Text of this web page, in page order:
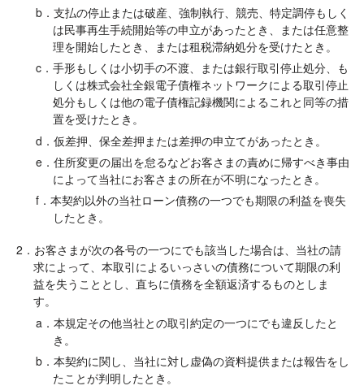
b．支払の停止または破産、強制執行、競売、特定調停もしく
は民事再生手続開始等の申立があったとき、または任意整
理を開始したとき、または租税滞納処分を受けたとき。
c．手形もしくは小切手の不渡、または銀行取引停止処分、も
しくは株式会社全銀電子債権ネットワークによる取引停止
処分もしくは他の電子債権記録機関によるこれと同等の措
置を受けたとき。
d．仮差押、保全差押または差押の申立てがあったとき。
e．住所変更の届出を怠るなどお客さまの責めに帰すべき事由
によって当社にお客さまの所在が不明になったとき。
f．本契約以外の当社ローン債務の一つでも期限の利益を喪失
したとき。
2．お客さまが次の各号の一つにでも該当した場合は、当社の請
求によって、本取引によるいっさいの債務について期限の利
益を失うこととし、直ちに債務を全額返済するものとしま
す。
a．本規定その他当社との取引約定の一つにでも違反したと
き。
b．本契約に関し、当社に対し虚偽の資料提供または報告をし
たことが判明したとき。